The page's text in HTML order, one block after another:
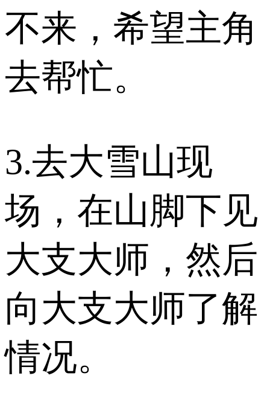
不来，希望主角
去帮忙。
3.去大雪山现
场，在山脚下见
大支大师，然后
向大支大师了解
情况。